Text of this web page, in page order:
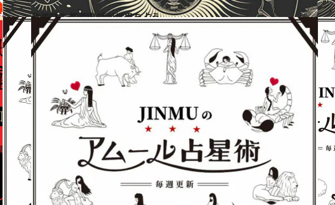
2023.11.30
台湾発！ 悟明老師が世界を占う
ライフスタイル